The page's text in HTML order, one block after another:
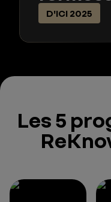
D'ICI 2025
Les 5